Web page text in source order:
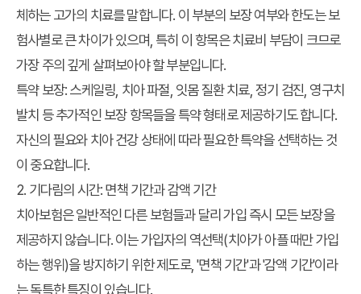
체하는 고가의 치료를 말합니다. 이 부분의 보장 여부와 한도는 보
험사별로 큰 차이가 있으며, 특히 이 항목은 치료비 부담이 크므로
가장 주의 깊게 살펴보아야 할 부분입니다.
특약 보장: 스케일링, 치아 파절, 잇몸 질환 치료, 정기 검진, 영구치
발치 등 추가적인 보장 항목들을 특약 형태로 제공하기도 합니다.
자신의 필요와 치아 건강 상태에 따라 필요한 특약을 선택하는 것
이 중요합니다.
2. 기다림의 시간: 면책 기간과 감액 기간
치아보험은 일반적인 다른 보험들과 달리 가입 즉시 모든 보장을
제공하지 않습니다. 이는 가입자의 역선택(치아가 아플 때만 가입
하는 행위)을 방지하기 위한 제도로, '면책 기간'과 '감액 기간'이라
는 독특한 특징이 있습니다.